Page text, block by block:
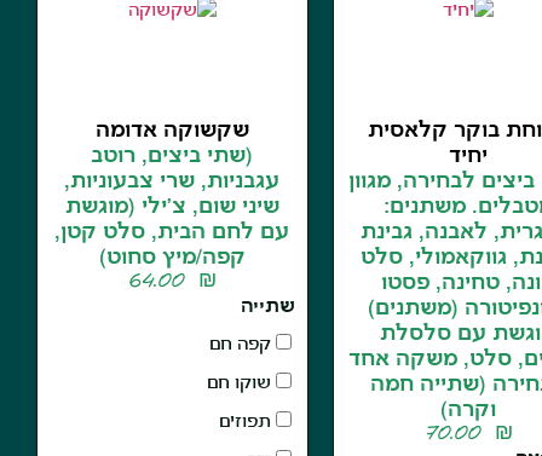
בוקר קלאסית
יחיד
לבחירה, מגוון
משתנים:
לאבנה, גבינת
גווקאמולי, סלט
טחינה, פסטו
(משתנים)
עם סלסלת
סלט, משקה אחד
(שתייה חמה
וקרה)
70.00 ₪
שקשוקה אדומה
(שתי ביצים, רוטב
עגבניות, שרי צבעוניות,
שיני שום, צ'ילי (מוגשת
עם לחם הבית, סלט קטן,
קפה/מיץ סחוט)
64.00 ₪
שתייה
קפה חם
שוקו חם
תפוזים